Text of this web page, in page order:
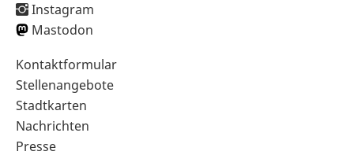
Instagram
Mastodon
Sekundärnavigation
im
Fußbereich
Kontaktformular
Stellenangebote
Stadtkarten
Nachrichten
Presse